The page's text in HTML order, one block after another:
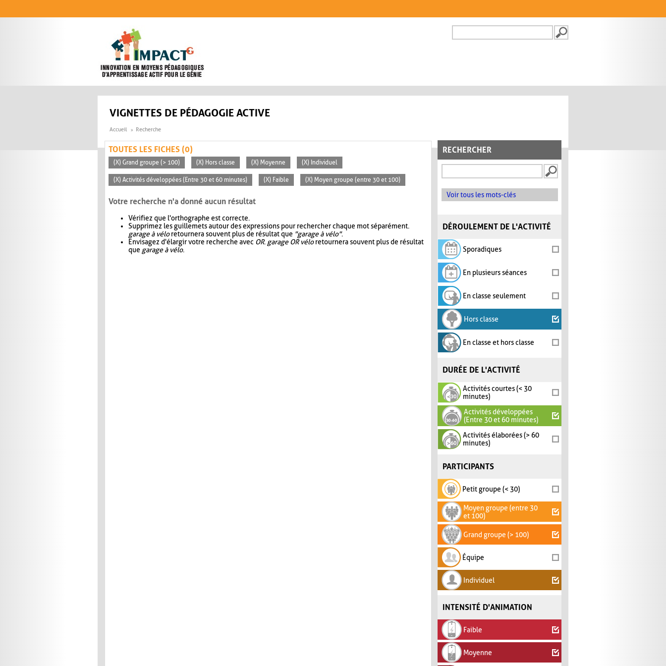
FORMULAIRE DE
VIGNETTES DE PÉDAGOGIE ACTIVE
Accueil Recherche
RECHERCHER
Voir tous les mots-clés
DÉROULEMENT DE L'ACTIVITÉ
Sporadiques
En plusieurs séances
En classe seulement
Hors classe
En classe et hors classe
DURÉE DE L'ACTIVITÉ
Activités courtes (< 30
minutes)
Activités développées
(Entre 30 et 60 minutes)
Activités élaborées (> 60
minutes)
PARTICIPANTS
Petit groupe (< 30)
Moyen groupe (entre 30
et 100)
Grand groupe (> 100)
Équipe
Individuel
INTENSITÉ D'ANIMATION
Faible
Moyenne
TOUTES LES FICHES (0)
(X) Grand groupe (> 100) (X) Hors classe (X) Moyenne (X) Individuel
(X) Activités développées (Entre 30 et 60 minutes) (X) Faible (X) Moyen groupe (entre 30 et 100)
Votre recherche n'a donné aucun résultat
Vérifiez que l'orthographe est correcte.
Supprimez les guillemets autour des expressions pour rechercher chaque mot séparément.
garage à véloretournera souvent plus de résultat que "garage à vélo".
Envisagez d'élargir votre recherche avec OR. garage OR véloretournera souvent plus de résultat
que garage à vélo.